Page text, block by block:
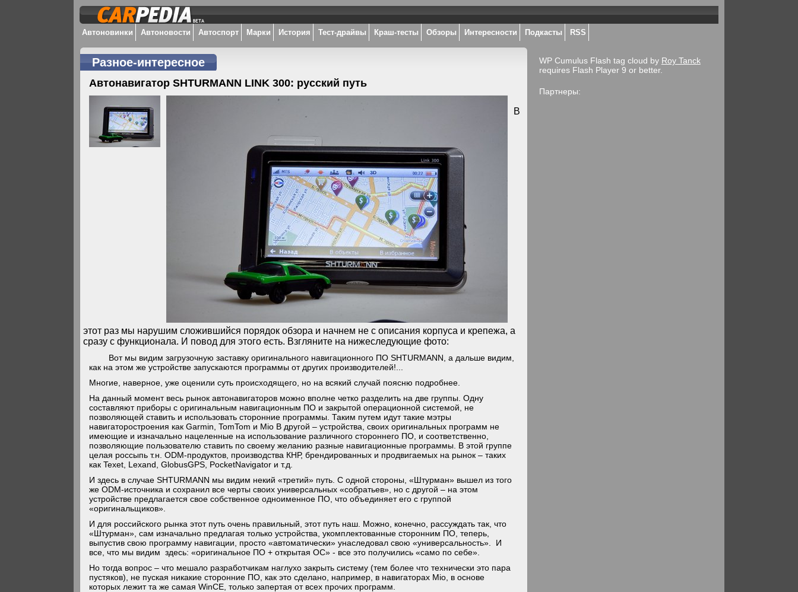
Автоновинки Автоновости Автоспорт Марки История Тест-драйвы Краш-тесты Обзоры Интересности Подкасты RSS
Разное-интересное
Автонавигатор SHTURMANN LINK 300: русский путь
В
этот раз мы нарушим сложившийся порядок обзора и начнем не с описания корпуса и крепежа, а
сразу с функционала. И повод для этого есть. Взгляните на нижеследующие фото:
Вот мы видим загрузочную заставку оригинального навигационного ПО SHTURMANN, а дальше видим,
как на этом же устройстве запускаются программы от других производителей!...
Многие, наверное, уже оценили суть происходящего, но на всякий случай поясню подробнее.
На данный момент весь рынок автонавигаторов можно вполне четко разделить на две группы. Одну
составляют приборы с оригинальным навигационным ПО и закрытой операционной системой, не
позволяющей ставить и использовать сторонние программы. Таким путем идут такие мэтры
навигаторостроения как Garmin, TomTom и Mio В другой – устройства, своих оригинальных программ не
имеющие и изначально нацеленные на использование различного стороннего ПО, и соответственно,
позволяющие пользователю ставить по своему желанию разные навигационные программы. В этой группе
целая россыпь т.н. ODM-продуктов, производства КНР, брендированных и продвигаемых на рынок – таких
как Texet, Lexand, GlobusGPS, PocketNavigator и т.д.
И здесь в случае SHTURMANN мы видим некий «третий» путь. С одной стороны, «Штурман» вышел из того
же ODM-источника и сохранил все черты своих универсальных «собратьев», но с другой – на этом
устройстве предлагается свое собственное одноименное ПО, что объединяет его с группой
«оригинальщиков».
И для российского рынка этот путь очень правильный, этот путь наш. Можно, конечно, рассуждать так, что
«Штурман», сам изначально предлагая только устройства, укомплектованные сторонним ПО, теперь,
выпустив свою программу навигации, просто «автоматически» унаследовал свою «универсальность». И
все, что мы видим здесь: «оригинальное ПО + открытая ОС» - все это получились «само по себе».
Но тогда вопрос – что мешало разработчикам наглухо закрыть систему (тем более что технически это пара
пустяков), не пуская никакие сторонние ПО, как это сделано, например, в навигаторах Mio, в основе
которых лежит та же самая WinCE, только запертая от всех прочих программ.
WP Cumulus Flash tag cloud by Roy Tanck
requires Flash Player 9 or better.
Партнеры: